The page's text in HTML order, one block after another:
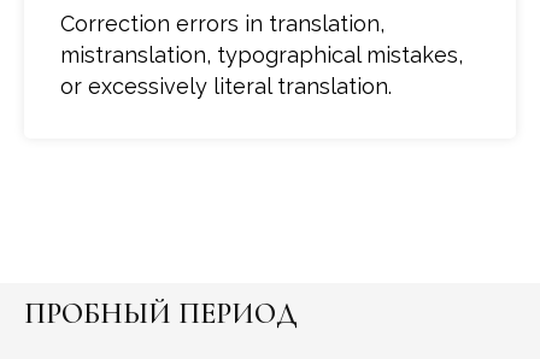
Correction errors in translation,
mistranslation, typographical mistakes,
or excessively literal translation.
ПРОБНЫЙ ПЕРИОД